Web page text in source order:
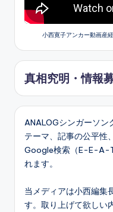
小西寛子アンカー動画産経
真相究明・情報
ANALOGシンガーソン
テーマ、記事の公平性
Google検索（E-E-A-
れます。
当メディアは小西編集
す。取り上げて欲しい